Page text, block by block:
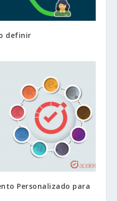
definir
Personalizado para